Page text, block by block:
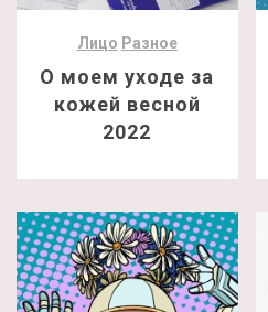
Лицо Разное
О моем уходе за
кожей весной
2022